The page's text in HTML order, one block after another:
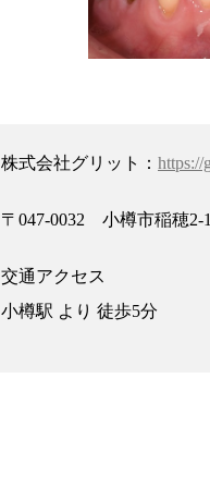
株式会社グリット： https://
〒047-0032 小樽市稲穂
交通アクセス
小樽駅 より 徒歩5分